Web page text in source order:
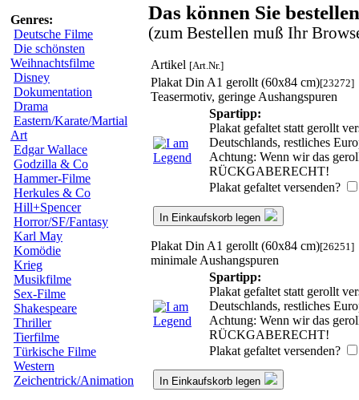
Genres:
Deutsche Filme
Die schönsten
Weihnachtsfilme
Disney
Dokumentation
Drama
Eastern/Karate/Martial
Art
Edgar Wallace
Godzilla & Co
Hammer-Filme
Herkules & Co
Hill+Spencer
Horror/SF/Fantasy
Karl May
Komödie
Krieg
Musikfilme
Sex-Filme
Shakespeare
Thriller
Tierfilme
Türkische Filme
Western
Zeichentrick/Animation
Das können Sie
(zum Bestellen muß Ihr
Artikel [Art.Nr.]
Plakat Din A1 gerollt (60x84 cm)[23272]
Teasermotiv, geringe Aushangspuren
Spartipp:
Plakat gefaltet statt gerollt
Deutschlands, restliches
Achtung: Wenn wir das
RÜCKGABERECHT!
Plakat gefaltet versenden?
In Einkaufskorb legen
Plakat Din A1 gerollt (60x84 cm)[26251]
minimale Aushangspuren
Spartipp:
Plakat gefaltet statt gerollt
Deutschlands, restliches
Achtung: Wenn wir das
RÜCKGABERECHT!
Plakat gefaltet versenden?
In Einkaufskorb legen